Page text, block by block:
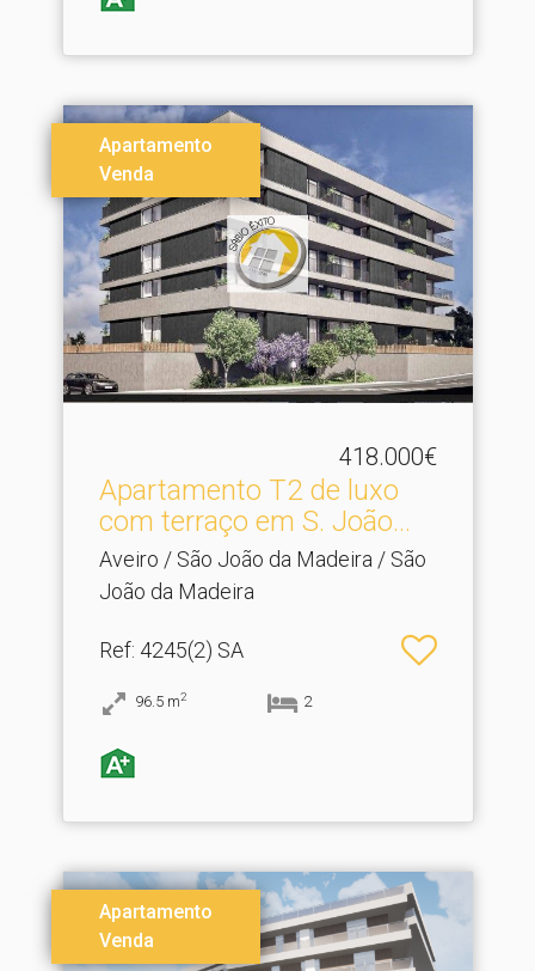
Apartamento
Venda
418.000€
Apartamento T2 de luxo
com terraço em S.​ João...
Aveiro / São João da Madeira / São
João da Madeira
Ref: 4245(2) SA
96.5 m2 2
Apartamento
Venda